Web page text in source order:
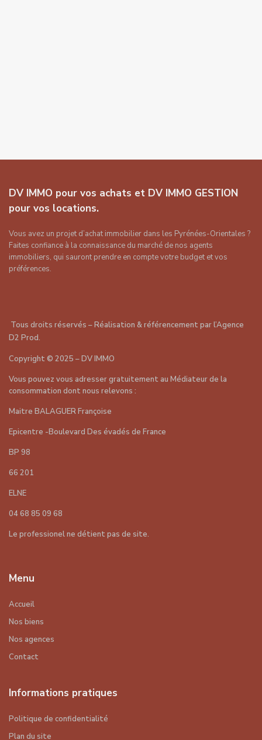
DV IMMO pour vos achats et DV IMMO GESTION
pour vos locations.
Vous avez un projet d’achat immobilier dans les Pyrénées-Orientales ?
Faites confiance à la connaissance du marché de nos agents
immobiliers, qui sauront prendre en compte votre budget et vos
préférences.
Tous droits réservés – Réalisation & référencement parl’Agence
D2 Prod.
Copyright© 2025 – DV IMMO
Vous pouvez vous adresser gratuitement au Médiateur de la
consommation dont nous relevons :
Maitre BALAGUER Françoise
Epicentre -Boulevard Des évadés de France
BP 98
66 201
ELNE
04 68 85 09 68
Le professionel ne détient pas de site.
Menu
Accueil
Nos biens
Nos agences
Contact
Informations pratiques
Politique de confidentialité
Plan du site